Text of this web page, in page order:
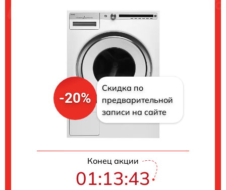
-20%
Скидка по
предварительной
записи на сайте
Конец акции
01:13:42